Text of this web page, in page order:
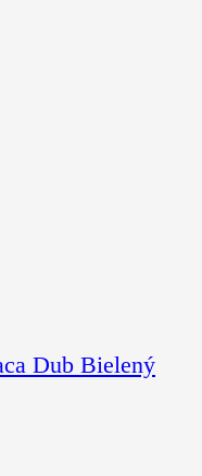
Dub Bielený